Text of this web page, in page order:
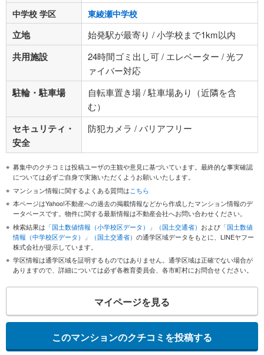
中学校 学区
東綾瀬中学校
立地 始発駅が最寄り / 小学校まで1km以内
共用施設
24時間ゴミ出し可 / エレベーター / 光フ
ァイバー対応
駐輪・駐車場
自転車置き場 / 駐車場あり（近隣を含
む）
セキュリティ・
安全
防犯カメラ / バリアフリー
募集中のクチコミは投稿ユーザの主観や意見に基づいています。最終的な事実確認
については必ずご自身で実施いただくようお願いいたします。
マンション情報に関するよくある質問はこちら
本ページはYahoo!不動産への過去の掲載情報などから作成したマンション情報のデ
ータベースです。物件に関する最新情報は不動産会社へお問い合わせください。
検索結果は 「国土数値情報（小学校区データ）」（国土交通省） および 「国土数値
情報（中学校区データ）」（国土交通省） の通学区域データをもとに、LINEヤフー
株式会社が提示しています。
学区情報は通学区域を証明するものではありません。通学区域は正確でない場合が
ありますので、詳細については必ず各教育委員会、各市町村にお問合せください。
マイページを見る
このマンションのクチコミを投稿する